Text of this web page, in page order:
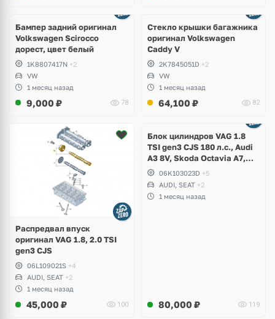
Бампер задний оригинал
Volkswagen Scirocco
дорест, цвет белый
1K8807417N +2
VW
1 месяц назад
9,000 ₽ 78
Стекло крышки багажника
оригинал Volkswagen
Caddy V
2K7845051D +2
VW
1 месяц назад
64,100 ₽ 82
Распредвал впуск
оригинал VAG 1.8, 2.0 TSI
gen3 CJS
06L109021S +4
AUDI, SEAT +2
1 месяц назад
45,000 ₽ 100
2 фото
Блок цилиндров VAG 1.8
TSI gen3 CJS 180 л.с., Audi
A3 8V, Skoda Octavia A7,
Superb, Volkswagen Passat
B8, Golf VII Alltrack, Seat
Leon
06K103023D +5
AUDI, SEAT +2
1 месяц назад
80,000 ₽ 119